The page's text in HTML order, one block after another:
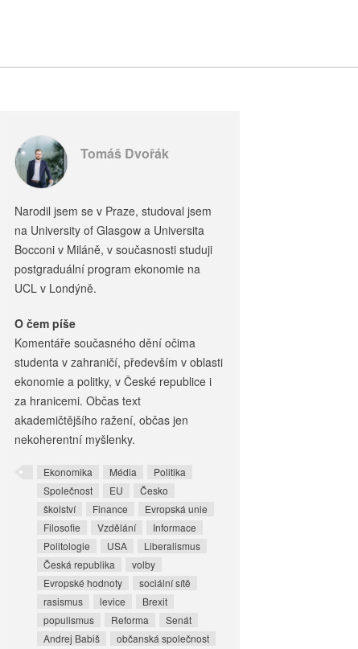
Tomáš Dvořák
Narodil jsem se v Praze, studoval jsem
na University of Glasgow a Universita
Bocconi v Miláně, v současnosti studuji
postgraduální program ekonomie na
UCL v Londýně.
O čem píše
Komentáře současného dění očima
studenta v zahraničí, především v oblasti
ekonomie a politky, v České republice i
za hranicemi. Občas text
akademičtějšího ražení, občas jen
nekoherentní myšlenky.
Ekonomika Média
Politika
Společnost
EU
Česko
školství
Finance
Evropská unie
Filosofie
Vzdělání
Informace
Politologie
USA
Liberalismus
Česká republika
volby
Evropské hodnoty
sociální sítě
rasismus
levice
Brexit
populismus
Reforma
Senát
Andrej Babiš
občanská společnost